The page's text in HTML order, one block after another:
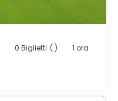
0 Biglietti ( )
1 ora